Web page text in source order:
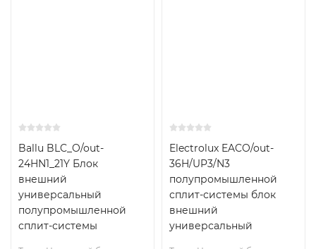
Ballu BLC_O/out-
24HN1_21Y Блок
внешний
универсальный
полупромышленной
сплит-системы
Electrolux EACO/out-
36H/UP3/N3
полупромышленной
сплит-системы блок
внешний
универсальный